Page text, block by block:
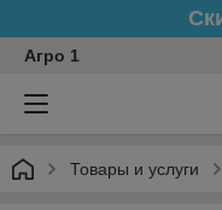
Агро 1
Товары и услуги